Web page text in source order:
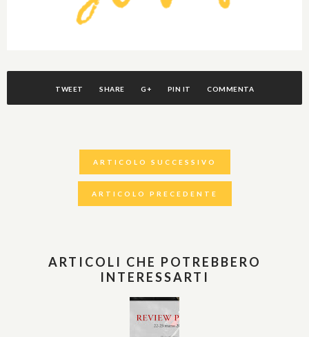
TWEET SHARE G+ PIN IT COMMENTA
ARTICOLO SUCCESSIVO
ARTICOLO PRECEDENTE
ARTICOLI CHE POTREBBERO
INTERESSARTI